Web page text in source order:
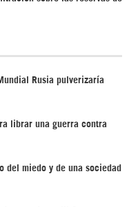
Rusia pulverizaría
librar una guerra contra
del miedo y de una sociedad